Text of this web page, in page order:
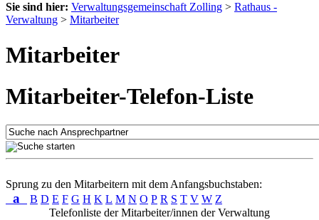
Sie sind hier: Verwaltungsgemeinschaft Zolling > Rathaus -
Verwaltung > Mitarbeiter
Mitarbeiter
Mitarbeiter-Telefon-Liste
Sprung zu den Mitarbeitern mit dem Anfangsbuchstaben:
a B D E F G H K L M N O P R S T V W Z
Telefonliste der Mitarbeiter/innen der Verwaltung